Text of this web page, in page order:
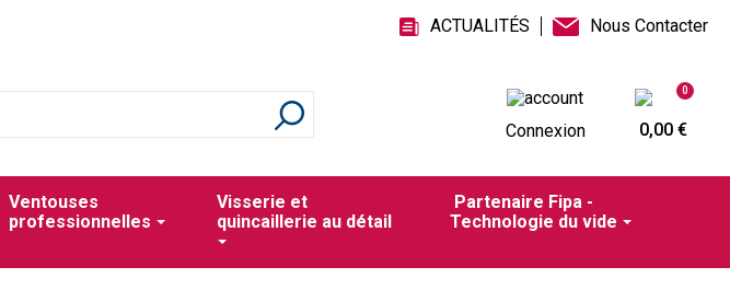
ACTUALITÉS Nous Contacter
Connexion
0
0,00 €
Ventouses
professionnelles
Visserie et
quincaillerie au détail
Partenaire Fipa -
Technologie du vide